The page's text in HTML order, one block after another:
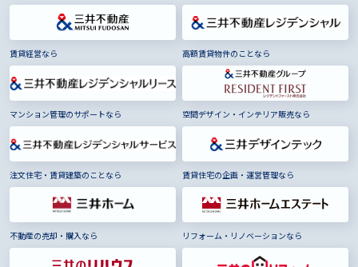
賃貸経営なら 高額賃貸物件のことなら
マンション管理のサポートなら 空間デザイン・インテリア販売なら
注文住宅・賃貸建築のことなら 賃貸住宅の企画・運営管理なら
不動産の売却・購入なら リフォーム・リノベーションなら